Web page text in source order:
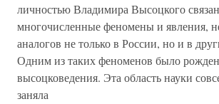
личностью Владимира Высоцкого
многочисленные феномены и явления,
аналогов не только в России, но и в
Одним из таких феноменов было
высоцковедения. Эта область науки
заняла